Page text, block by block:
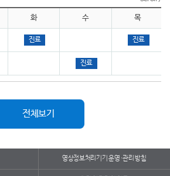
화 수 목
진료 진료
진료
전체보기
영상정보처리기기 운영·관리 방침